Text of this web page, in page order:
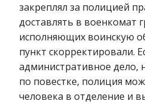
закреплял за полицией
доставлять в военкомат
исполняющих воинскую
пункт скорректировали.
административное дело,
по повестке, полиция
человека в отделение и